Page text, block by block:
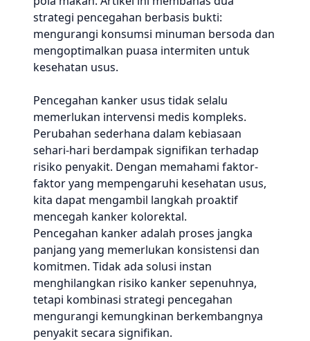
strategi pencegahan berbasis bukti:
mengurangi konsumsi minuman bersoda dan
mengoptimalkan puasa intermiten untuk
kesehatan usus.
Pencegahan kanker usus tidak selalu
memerlukan intervensi medis kompleks.
Perubahan sederhana dalam kebiasaan
sehari-hari berdampak signifikan terhadap
risiko penyakit. Dengan memahami faktor-
faktor yang mempengaruhi kesehatan usus,
kita dapat mengambil langkah proaktif
mencegah kanker kolorektal.
Pencegahan kanker adalah proses jangka
panjang yang memerlukan konsistensi dan
komitmen. Tidak ada solusi instan
menghilangkan risiko kanker sepenuhnya,
tetapi kombinasi strategi pencegahan
mengurangi kemungkinan berkembangnya
penyakit secara signifikan.